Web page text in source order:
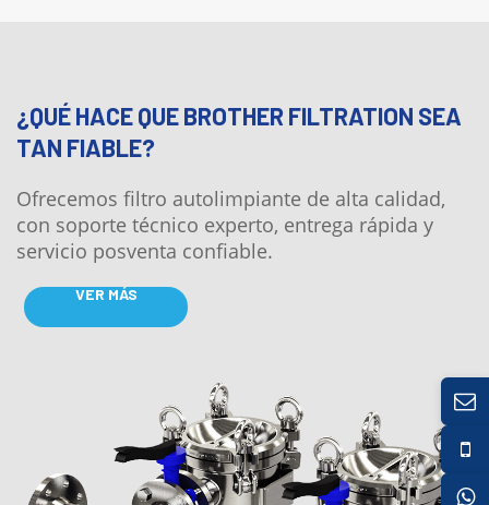
¿QUÉ HACE QUE BROTHER FILTRATION SEA
TAN FIABLE?
Ofrecemos filtro autolimpiante de alta calidad,
con soporte técnico experto, entrega rápida y
servicio posventa confiable.
VER MÁS